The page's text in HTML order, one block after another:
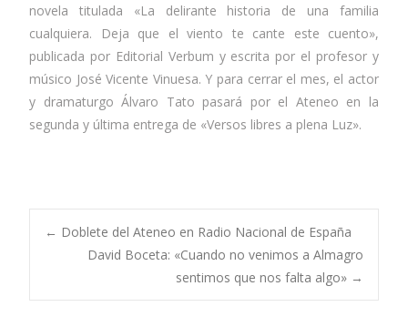
novela titulada «La delirante historia de una familia
cualquiera. Deja que el viento te cante este cuento»,
publicada por Editorial Verbum y escrita por el profesor y
músico José Vicente Vinuesa. Y para cerrar el mes, el actor
y dramaturgo Álvaro Tato pasará por el Ateneo en la
segunda y última entrega de «Versos libres a plena Luz».
← Doblete del Ateneo en Radio Nacional de España
David Boceta: «Cuando no venimos a Almagro
sentimos que nos falta algo» →